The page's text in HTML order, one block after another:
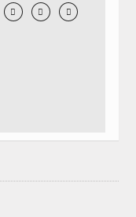
  